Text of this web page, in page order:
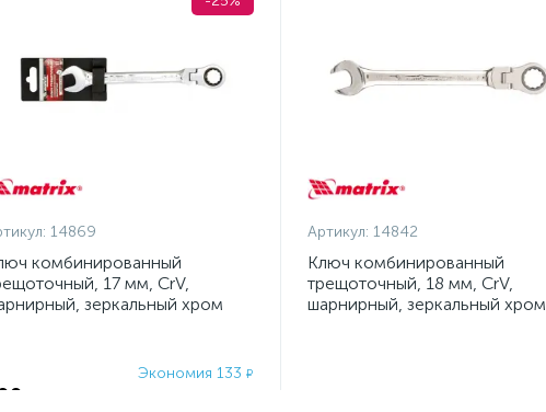
14869
комбинированный
17 мм, CrV,
зеркальный хром
Экономия 133 ₽
Артикул: 14842
Ключ комбинированный
трещоточный, 18 мм, CrV,
шарнирный, зеркальный хром